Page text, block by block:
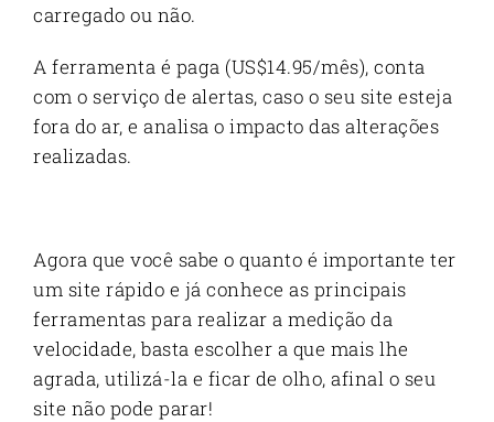
carregado ou não.
A ferramenta é paga (US$14.95/mês), conta
com o serviço de alertas, caso o seu site esteja
fora do ar, e analisa o impacto das alterações
realizadas.
Agora que você sabe o quanto é importante ter
um site rápido e já conhece as principais
ferramentas para realizar a medição da
velocidade, basta escolher a que mais lhe
agrada, utilizá-la e ficar de olho, afinal o seu
site não pode parar!